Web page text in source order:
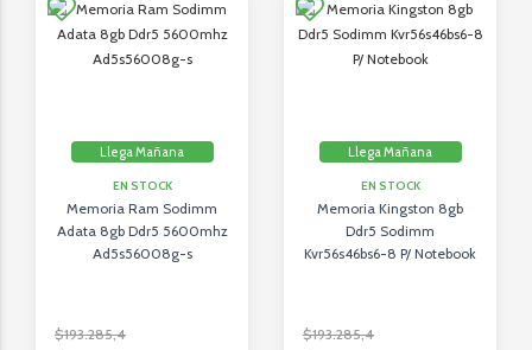
Llega Mañana
EN STOCK
Memoria Ram Sodimm
Adata 8gb Ddr5 5600mhz
Ad5s56008g-s
$193.285,4
Llega Mañana
EN STOCK
Memoria Kingston 8gb
Ddr5 Sodimm
Kvr56s46bs6-8 P/ Notebook
$193.285,4